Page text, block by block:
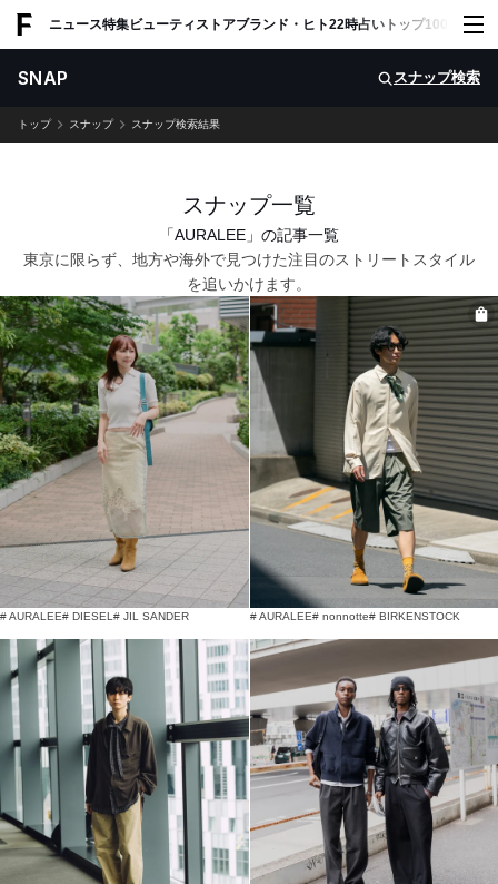
ニュース特集ビューティ ストアブランド・ヒト22時占い トップ100 スナッ
SNAP スナップ検索
トップ スナップ スナップ検索結果
スナップ一覧
「AURALEE」の記事一覧
東京に限らず、地方や海外で見つけた注目のストリートスタイル
を追いかけます。
# AURALEE# DIESEL # JIL SANDER # AURALEE# nonnotte# BIRKENSTOCK